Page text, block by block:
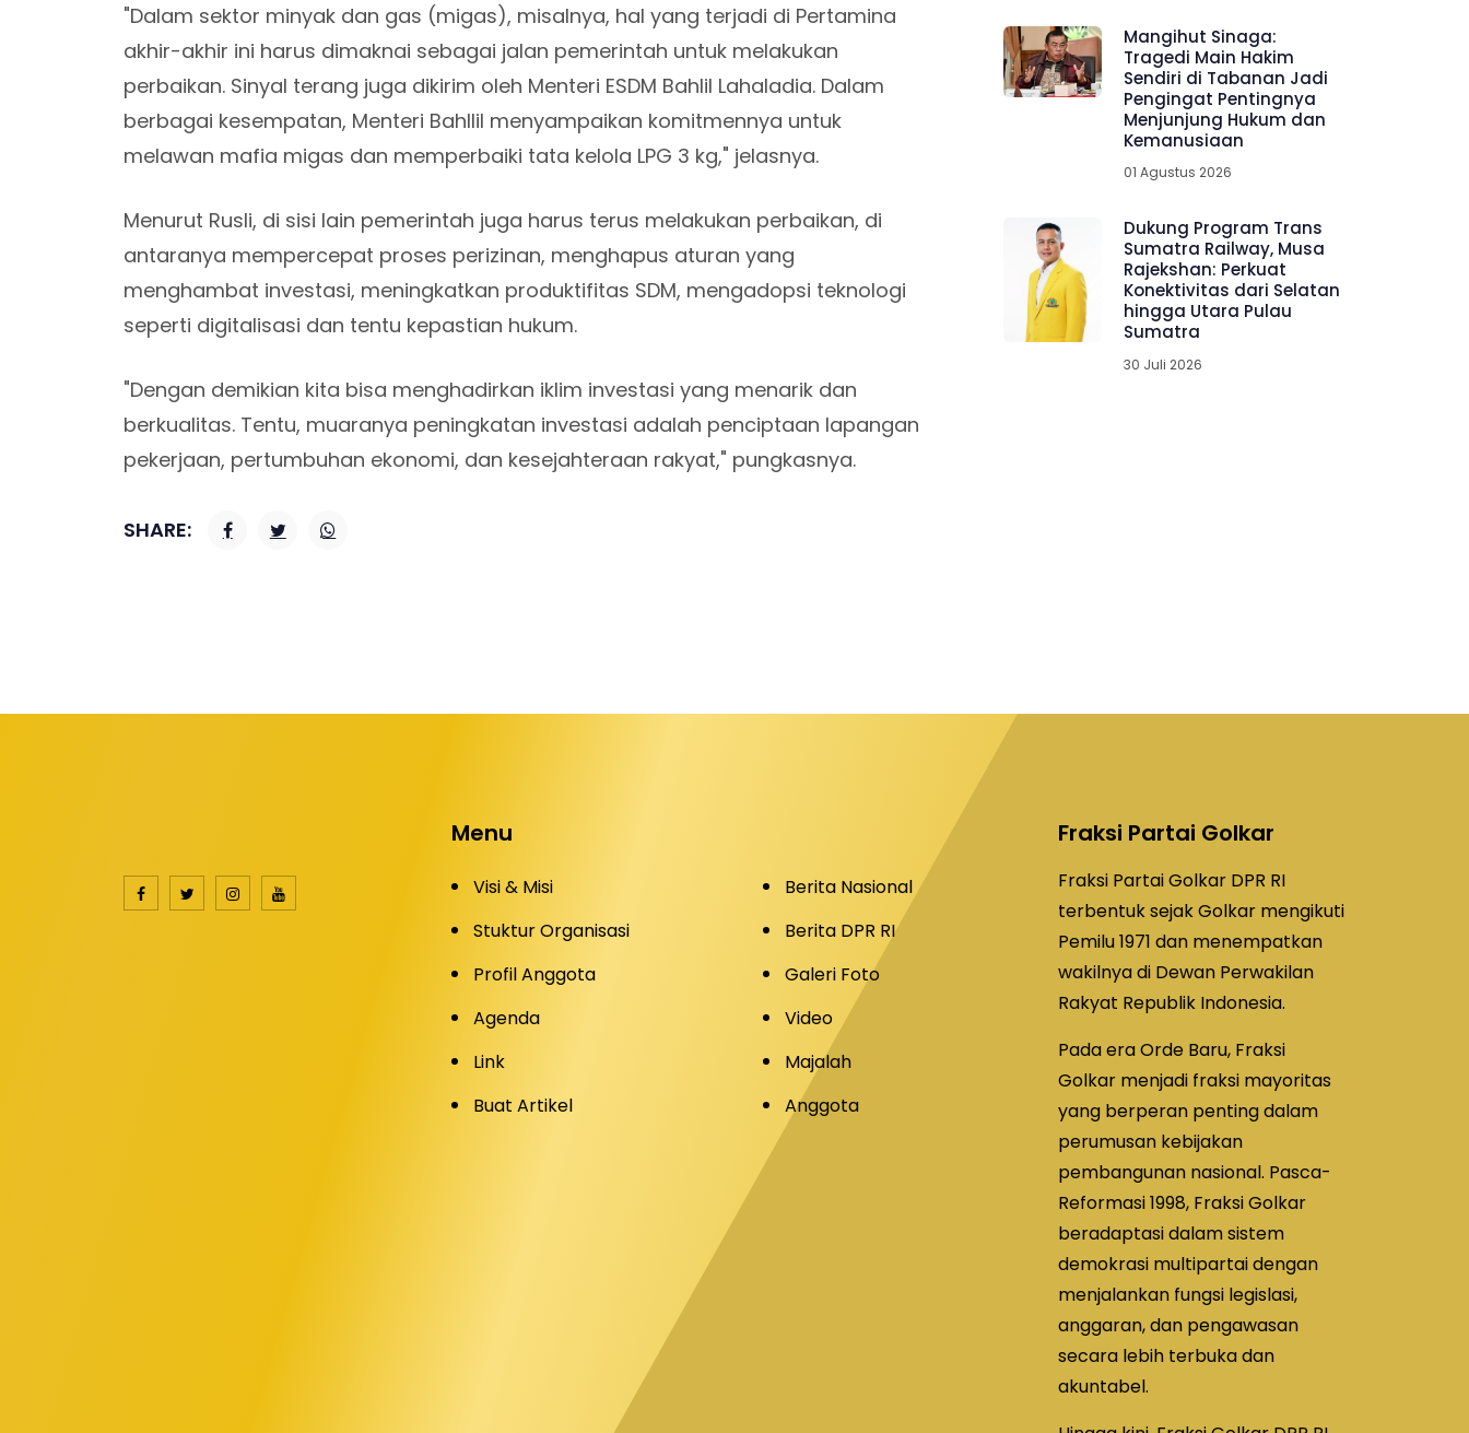
"Dalam sektor minyak dan gas (migas), misalnya, hal yang terjadi di Pertamina
akhir-akhir ini harus dimaknai sebagai jalan pemerintah untuk melakukan
perbaikan. Sinyal terang juga dikirim oleh Menteri ESDM Bahlil Lahaladia. Dalam
berbagai kesempatan, Menteri Bahllil menyampaikan komitmennya untuk
melawan mafia migas dan memperbaiki tata kelola LPG 3 kg," jelasnya.
Menurut Rusli, di sisi lain pemerintah juga harus terus melakukan perbaikan, di
antaranya mempercepat proses perizinan, menghapus aturan yang
menghambat investasi, meningkatkan produktifitas SDM, mengadopsi teknologi
seperti digitalisasi dan tentu kepastian hukum.
"Dengan demikian kita bisa menghadirkan iklim investasi yang menarik dan
berkualitas. Tentu, muaranya peningkatan investasi adalah penciptaan lapangan
pekerjaan, pertumbuhan ekonomi, dan kesejahteraan rakyat," pungkasnya.
SHARE:
Mangihut Sinaga:
Tragedi Main Hakim
Sendiri di Tabanan Jadi
Pengingat Pentingnya
Menjunjung Hukum dan
Kemanusiaan
01 Agustus 2026
Dukung Program Trans
Sumatra Railway, Musa
Rajekshan: Perkuat
Konektivitas dari Selatan
hingga Utara Pulau
Sumatra
30 Juli 2026
Menu
Visi & Misi
Stuktur Organisasi
Profil Anggota
Agenda
Link
Buat Artikel
Berita Nasional
Berita DPR RI
Galeri Foto
Video
Majalah
Anggota
Fraksi Partai Golkar
Fraksi Partai Golkar DPR RI
terbentuk sejak Golkar mengikuti
Pemilu 1971 dan menempatkan
wakilnya di Dewan Perwakilan
Rakyat Republik Indonesia.
Pada era Orde Baru, Fraksi
Golkar menjadi fraksi mayoritas
yang berperan penting dalam
perumusan kebijakan
pembangunan nasional. Pasca-
Reformasi 1998, Fraksi Golkar
beradaptasi dalam sistem
demokrasi multipartai dengan
menjalankan fungsi legislasi,
anggaran, dan pengawasan
secara lebih terbuka dan
akuntabel.